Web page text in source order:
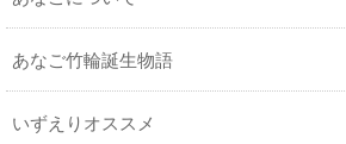
あなご竹輪誕生物語
いずえりオススメ